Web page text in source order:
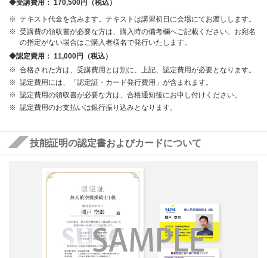
◆受講費用： 170,500円（税込）
テキスト代金を含みます。テキストは講習初日に会場にてお渡しします。
受講費の領収書が必要な方は、購入時の備考欄へご記載ください。お宛名
の指定がない場合はご購入者様名で発行いたします。
◆認定費用： 11,000円（税込）
合格された方は、受講費用とは別に、上記、認定費用が必要となります。
認定費用には、「認定証・カード発行費用」が含まれます。
認定費用の領収書が必要な方は、合格通知後にお申し付けください。
認定費用のお支払いは銀行振り込みとなります。
技能証明の認定書およびカードについて